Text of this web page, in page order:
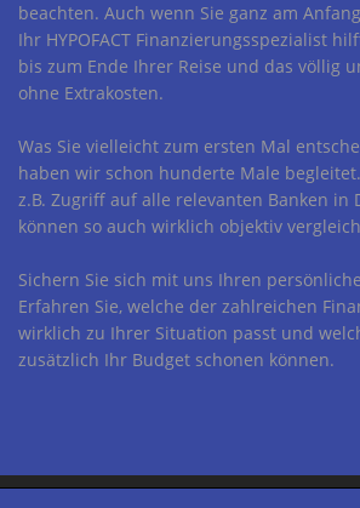
beachten. Auch wenn Sie ganz am
Ihr HYPOFACT Finanzierungsspezialist
bis zum Ende Ihrer Reise und das völlig
ohne Extrakosten.
Was Sie vielleicht zum ersten Mal
haben wir schon hunderte Male
z.B. Zugriff auf alle relevanten Banken in
können so auch wirklich objektiv
Sichern Sie sich mit uns Ihren
Erfahren Sie, welche der zahlreichen
wirklich zu Ihrer Situation passt und
zusätzlich Ihr Budget schonen können.